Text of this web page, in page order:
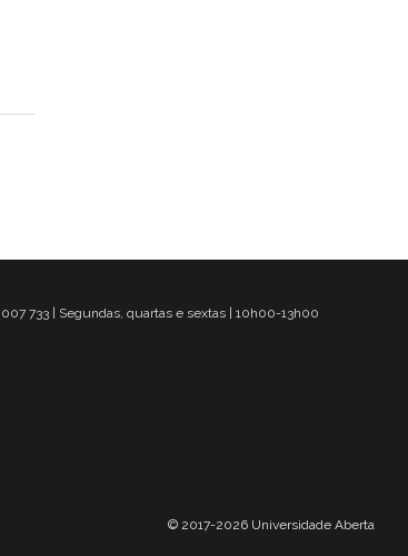
733 | Segundas, quartas e sextas | 10h00-13h00
© 2017-2026 Universidade Aberta